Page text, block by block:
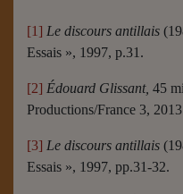
[1] Le discours antillais
Essais », 1997, p.31.
[2] Édouard Glissant, 45
Productions/France 3, 2013
[3] Le discours antillais
Essais », 1997, pp.31-32.